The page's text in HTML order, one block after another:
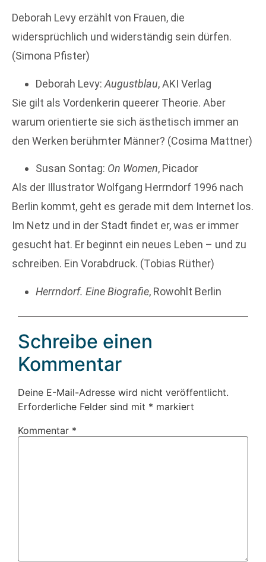
Deborah Levy erzählt von Frauen, die
widersprüchlich und widerständig sein dürfen.
(Simona Pfister)
Deborah Levy: Augustblau, AKI Verlag
Sie gilt als Vordenkerin queerer Theorie. Aber
warum orientierte sie sich ästhetisch immer an
den Werken berühmter Männer? (Cosima Mattner)
Susan Sontag: On Women, Picador
Als der Illustrator Wolfgang Herrndorf 1996 nach
Berlin kommt, geht es gerade mit dem Internet los.
Im Netz und in der Stadt findet er, was er immer
gesucht hat. Er beginnt ein neues Leben – und zu
schreiben. Ein Vorabdruck. (Tobias Rüther)
Herrndorf. Eine Biografie, Rowohlt Berlin
Schreibe einen
Kommentar
Deine E-Mail-Adresse wird nicht veröffentlicht.
Erforderliche Felder sind mit * markiert
Kommentar *